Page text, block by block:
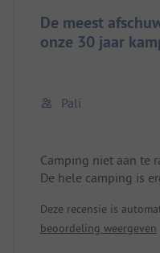
De meest
onze 30 jaar
Pali
Camping niet aan te
De hele camping is
Zwembad is erg vies
Strand niet goed
Deze recensie is
beoordeling weergeven